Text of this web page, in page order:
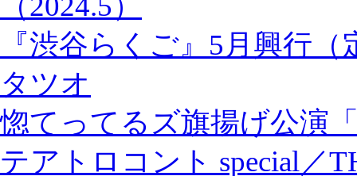
『渋谷らくご』5月興行
タツオ
惚てってるズ旗揚げ公演
テアトロコント special／